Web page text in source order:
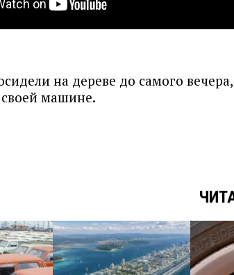
на дереве до самого вечера,
машине.